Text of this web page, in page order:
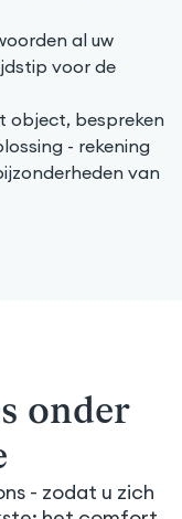
al uw
voor de
object, bespreken
- rekening
van
onder
- zodat u zich